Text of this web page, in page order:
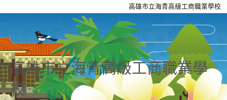
高雄市立海青高級工商職業學校
高雄市立海青高級工商職業學
校